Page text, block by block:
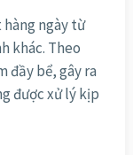
ngày từ
khác. Theo
đầy bể, gây ra
được xử lý kịp